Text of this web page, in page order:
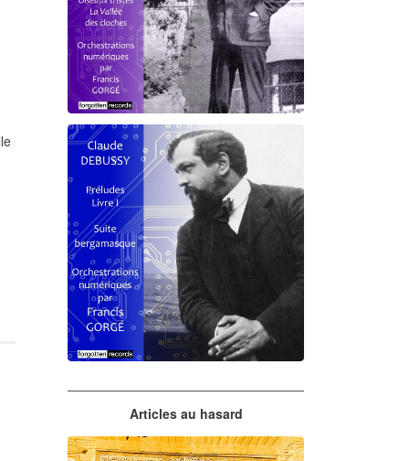
Debussy - Schmitt - Ravel
orchestrations numériques par
Francis Gorgé
Claude Debussy
Francis Gorgé
Articles au hasard